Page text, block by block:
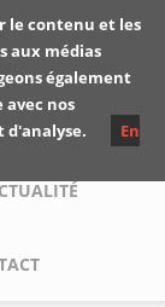
de
le contenu et les
aux médias
également
nos
d'analyse.
En